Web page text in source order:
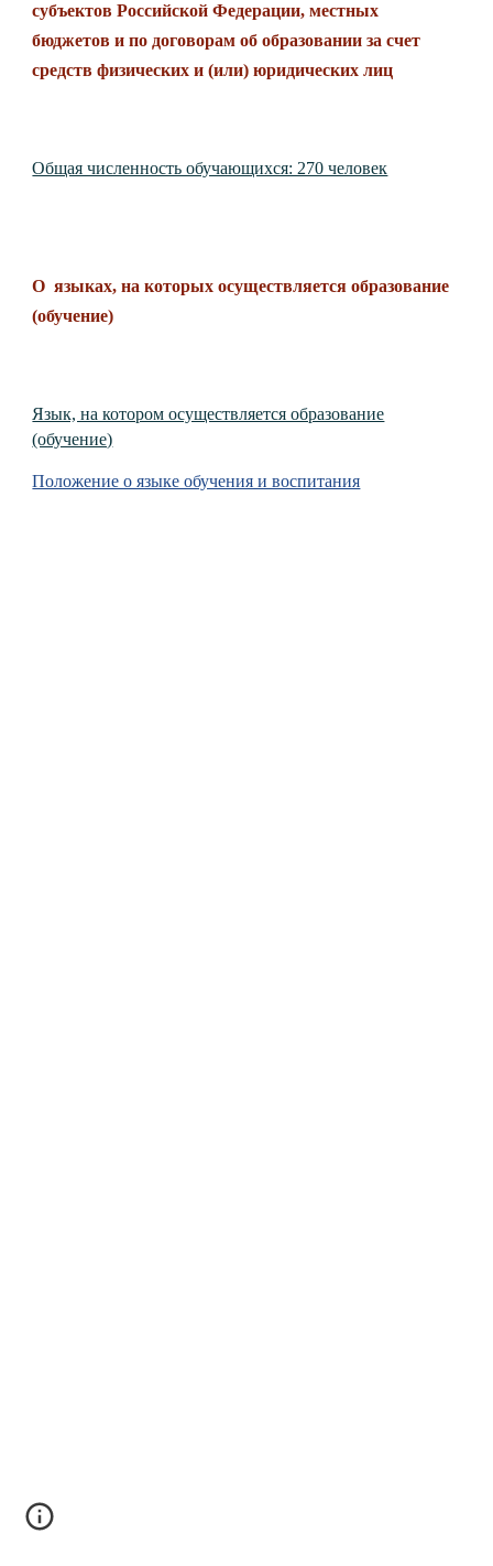
субъектов Российской Федерации, местных
бюджетов и по договорам об образовании за счет
средств физических и (или) юридических лиц
Общая численность обучающихся: 270 человек
О языках, на которых осуществляется образование
(обучение)
Язык, на котором осуществляется образование
(обучение)
Положение о языке обучения и воспитания